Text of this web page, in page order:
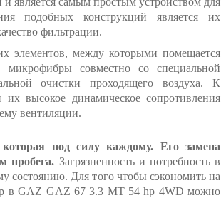
подобных конструкций является их
фильтрации.
элементов, между которыми помещается
микрофибры совместно со специальной
очистки проходящего воздуха. К
высокое динамическое сопротивления
вентиляции.
под силу каждому. Его замена
пробега. Загрязненность и потребность в
состоянию. Для того чтобы сэкономить на
в GAZ GAZ 67 3.3 MT 54 hp 4WD можно